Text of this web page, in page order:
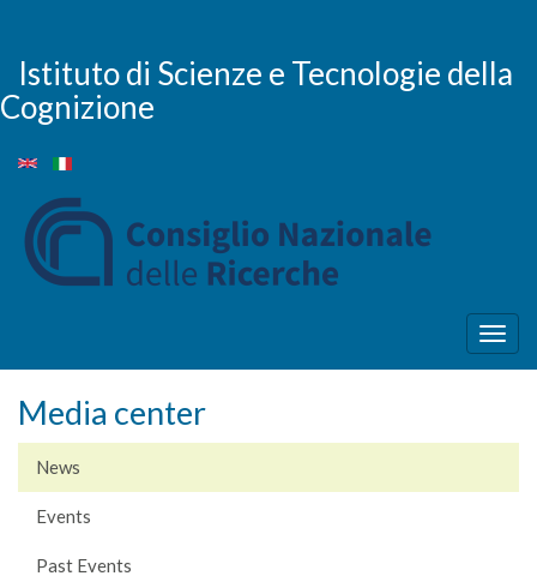
main
content
Istituto di Scienze e Tecnologie della
Cognizione
Media center
News
Events
Past Events